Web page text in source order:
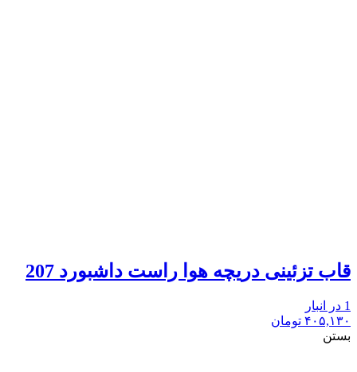
قاب تزئینی دریچه هوا راست داشبورد 207
1 در انبار
۴۰۵,۱۳۰ تومان
بستن